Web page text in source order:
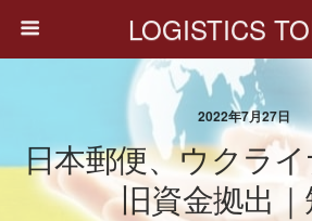
LOGISTICS
2022年7月27日
日本郵便、ウクラ
旧資金拠出